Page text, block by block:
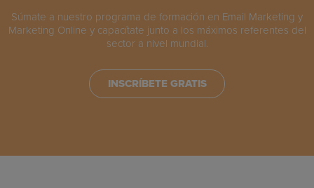
Súmate a nuestro programa de formación en Email Marketing y
Marketing Online y capacítate junto a los máximos referentes del
sector a nivel mundial.
INSCRÍBETE GRATIS